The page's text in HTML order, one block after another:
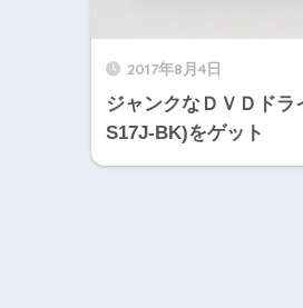
2017年8月4日
ジャンクなＤＶＤドラ
S17J-BK)をゲット